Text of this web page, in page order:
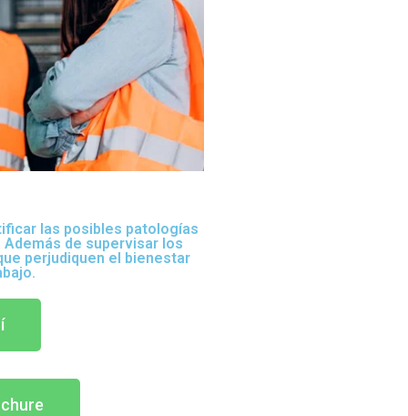
las posibles patologías
de supervisar los
perjudiquen el bienestar